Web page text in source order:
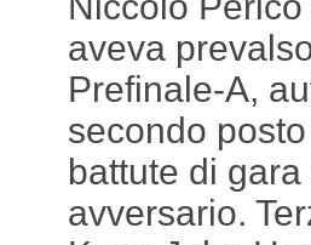
aveva
Prefinale-A,
secondo
battute di
avversario.